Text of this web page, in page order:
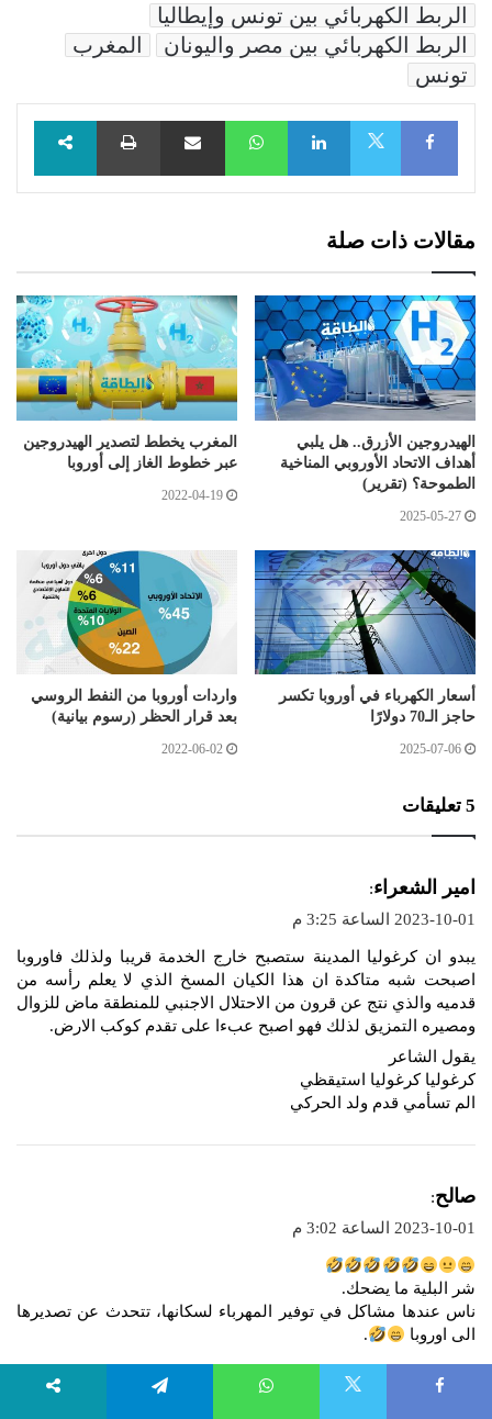
الربط الكهربائي بين تونس وإيطاليا
الربط الكهربائي بين مصر واليونان
المغرب
تونس
Facebook
LinkedIn
WhatsAppمشاركة عبر البريد طباعة
مقالات ذات صلة
الهيدروجين الأزرق.. هل يلبي
أهداف الاتحاد الأوروبي المناخية
الطموحة؟ (تقرير)
2025-05-27
المغرب يخطط لتصدير الهيدروجين
عبر خطوط الغاز إلى أوروبا
2022-04-19
أسعار الكهرباء في أوروبا تكسر
حاجز الـ70 دولارًا
2025-07-06
واردات أوروبا من النفط الروسي
بعد قرار الحظر (رسوم بيانية)
2022-06-02
‫5 تعليقات
ي
ق
ل
امير الشعراء:
2023-10-01 الساعة 3:25 م
يبدو ان كرغوليا المدينة ستصبح خارج الخدمة قريبا ولذلك فاوروبا
اصبحت شبه متاكدة ان هذا الكيان المسخ الذي لا يعلم رأسه من
قدميه والذي نتج عن قرون من الاحتلال الاجنبي للمنطقة ماض للزوال
ومصيره التمزيق لذلك فهو اصبح عبءا على تقدم كوكب الارض.
يقول الشاعر
كرغوليا كرغوليا استيقظي
الم تسأمي قدم ولد الحركي
ي
ق
ل
صالح:
2023-10-01 الساعة 3:02 م
شر البلية ما يضحك.
ناس عندها مشاكل في توفير المهرباء لسكانها، تتحدث عن تصديرها
الى اوروبا
.